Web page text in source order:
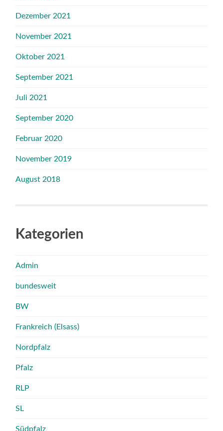
Dezember 2021
November 2021
Oktober 2021
September 2021
Juli 2021
September 2020
Februar 2020
November 2019
August 2018
Kategorien
Admin
bundesweit
BW
Frankreich (Elsass)
Nordpfalz
Pfalz
RLP
SL
Südpfalz